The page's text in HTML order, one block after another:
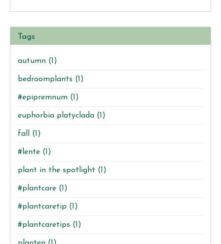
Tags
autumn (1)
bedroomplants (1)
#epipremnum (1)
euphorbia platyclada (1)
fall (1)
#lente (1)
plant in the spotlight (1)
#plantcare (1)
#plantcaretip (1)
#plantcaretips (1)